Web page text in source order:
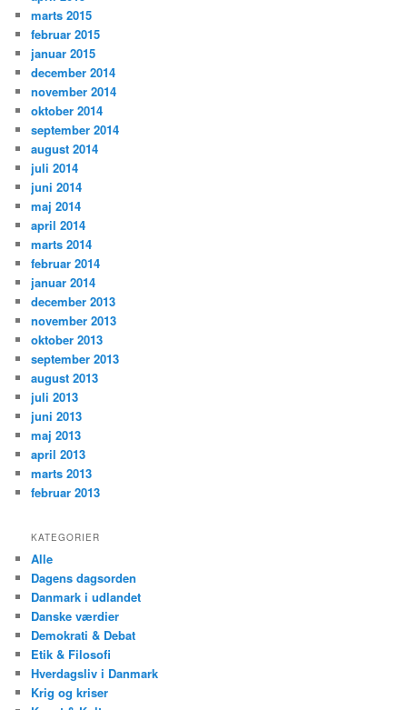
marts 2015
februar 2015
januar 2015
december 2014
november 2014
oktober 2014
september 2014
august 2014
juli 2014
juni 2014
maj 2014
april 2014
marts 2014
februar 2014
januar 2014
december 2013
november 2013
oktober 2013
september 2013
august 2013
juli 2013
juni 2013
maj 2013
april 2013
marts 2013
februar 2013
KATEGORIER
Alle
Dagens dagsorden
Danmark i udlandet
Danske værdier
Demokrati & Debat
Etik & Filosofi
Hverdagsliv i Danmark
Krig og kriser